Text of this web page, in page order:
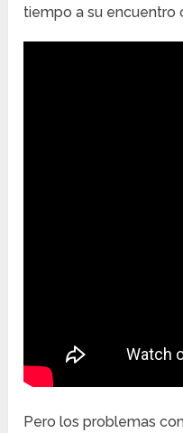
tiempo a su encuentro
Pero los problemas